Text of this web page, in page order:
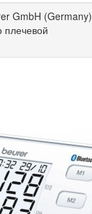
GmbH (Germany)
плечевой